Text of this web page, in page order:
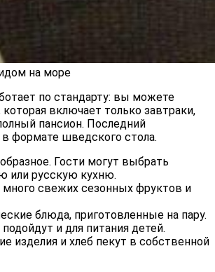
на море
по стандарту: вы можете
которая включает только завтраки,
пансион. Последний
в формате шведского стола.
Гости могут выбрать
или русскую кухню.
много свежих сезонных фруктов и
блюда, приготовленные на пару.
и для питания детей.
изделия и хлеб пекут в собственной